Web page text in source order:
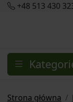
+48 513 430
Strona główna